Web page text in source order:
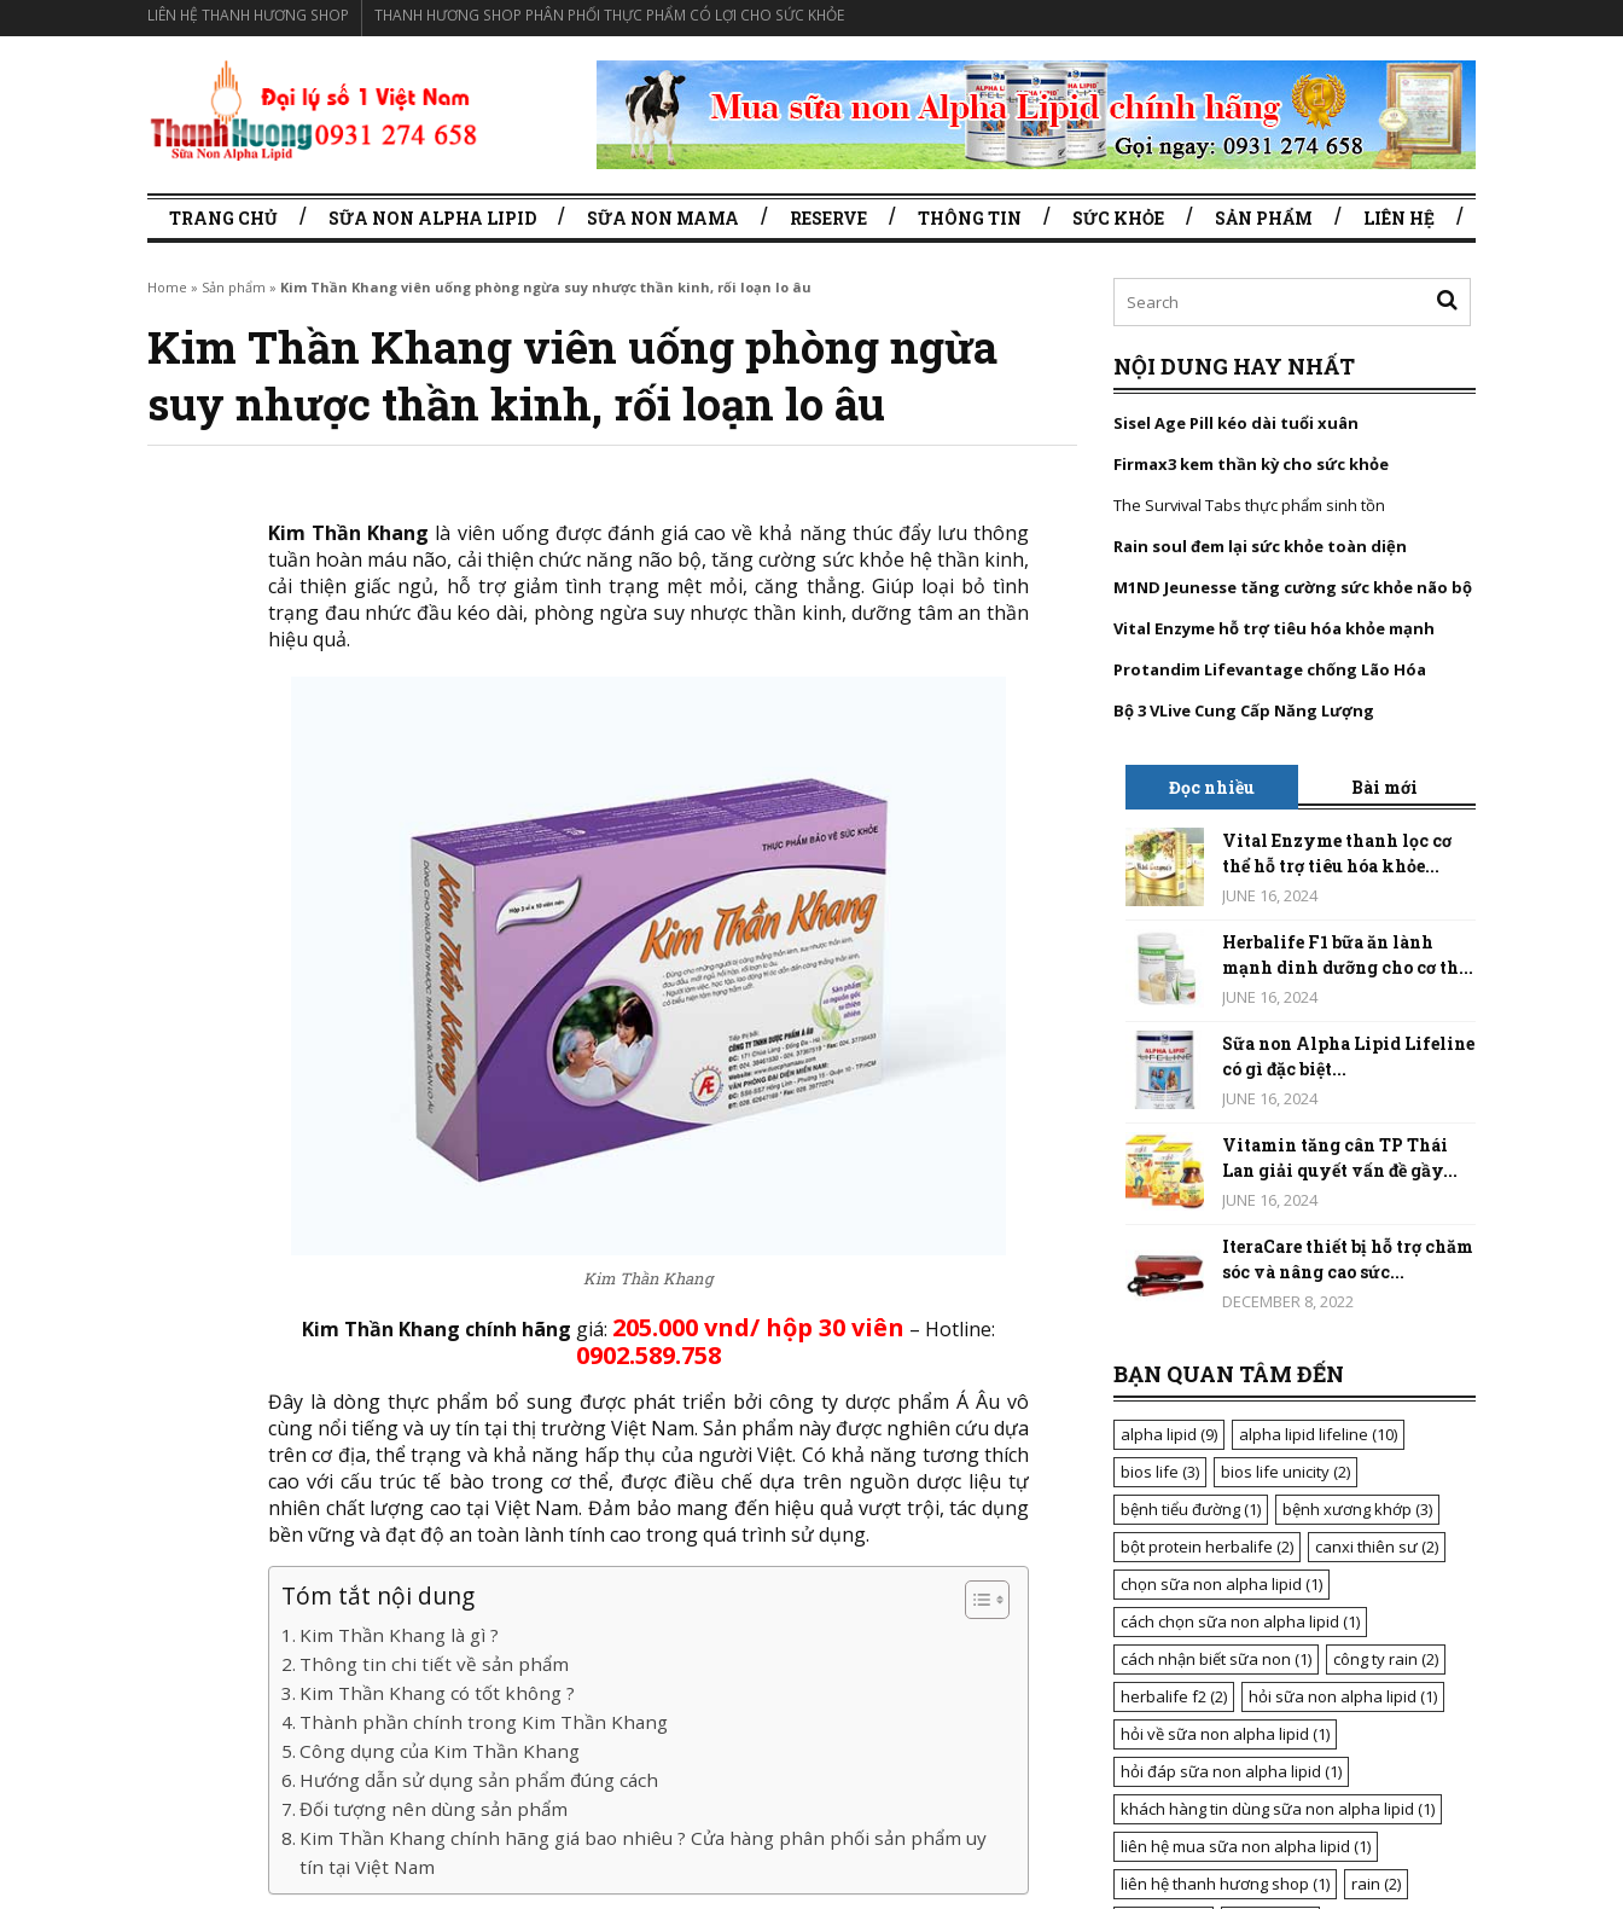
LIÊN HỆ THANH HƯƠNG SHOP THANH HƯƠNG SHOP PHÂN PHỐI THỰC PHẨM CÓ LỢI CHO SỨC KHỎE
TRANG CHỦ SỮA NON ALPHA LIPID SỮA NON MAMA RESERVE THÔNG TIN SỨC KHỎE SẢN PHẨM LIÊN HỆ
Home » Sản phẩm » Kim Thần Khang viên uống phòng ngừa suy nhược thần kinh, rối loạn lo âu
Kim Thần Khang viên uống phòng ngừa
suy nhược thần kinh, rối loạn lo âu
Kim Thần Khang là viên uống được đánh giá cao về khả năng thúc đẩy lưu thông
tuần hoàn máu não, cải thiện chức năng não bộ, tăng cường sức khỏe hệ thần kinh,
cải thiện giấc ngủ, hỗ trợ giảm tình trạng mệt mỏi, căng thẳng. Giúp loại bỏ tình
trạng đau nhức đầu kéo dài, phòng ngừa suy nhược thần kinh, dưỡng tâm an thần
hiệu quả.
Kim Thần Khang
Kim Thần Khang chính hãng giá: 205.000 vnd/ hộp 30 viên – Hotline:
0902.589.758
Đây là dòng thực phẩm bổ sung được phát triển bởi công ty dược phẩm Á Âu vô
cùng nổi tiếng và uy tín tại thị trường Việt Nam. Sản phẩm này được nghiên cứu dựa
trên cơ địa, thể trạng và khả năng hấp thụ của người Việt. Có khả năng tương thích
cao với cấu trúc tế bào trong cơ thể, được điều chế dựa trên nguồn dược liệu tự
nhiên chất lượng cao tại Việt Nam. Đảm bảo mang đến hiệu quả vượt trội, tác dụng
bền vững và đạt độ an toàn lành tính cao trong quá trình sử dụng.
Tóm tắt nội dung
Kim Thần Khang là gì ?
Thông tin chi tiết về sản phẩm
Kim Thần Khang có tốt không ?
Thành phần chính trong Kim Thần Khang
Công dụng của Kim Thần Khang
Hướng dẫn sử dụng sản phẩm đúng cách
Đối tượng nên dùng sản phẩm
Kim Thần Khang chính hãng giá bao nhiêu ? Cửa hàng phân phối sản phẩm uy
tín tại Việt Nam
NỘI DUNG HAY NHẤT
Sisel Age Pill kéo dài tuổi xuân
Firmax3 kem thần kỳ cho sức khỏe
The Survival Tabs thực phẩm sinh tồn
Rain soul đem lại sức khỏe toàn diện
M1ND Jeunesse tăng cường sức khỏe não bộ
Vital Enzyme hỗ trợ tiêu hóa khỏe mạnh
Protandim Lifevantage chống Lão Hóa
Bộ 3 VLive Cung Cấp Năng Lượng
Đọc nhiều Bài mới
Vital Enzyme thanh lọc cơ
thể hỗ trợ tiêu hóa khỏe...
JUNE 16, 2024
Herbalife F1 bữa ăn lành
mạnh dinh dưỡng cho cơ th...
JUNE 16, 2024
Sữa non Alpha Lipid Lifeline
có gì đặc biệt...
JUNE 16, 2024
Vitamin tăng cân TP Thái
Lan giải quyết vấn đề gầy...
JUNE 16, 2024
IteraCare thiết bị hỗ trợ chăm
sóc và nâng cao sức...
DECEMBER 8, 2022
BẠN QUAN TÂM ĐẾN
alpha lipid (9) alpha lipid lifeline (10)
bios life (3) bios life unicity(2)
bệnh tiểu đường(1) bệnh xương khớp (3)
bột protein herbalife (2) canxi thiên sư(2)
chọn sữa non alpha lipid (1)
cách chọn sữa non alpha lipid (1)
cách nhận biết sữa non (1) công ty rain (2)
herbalife f2(2) hỏi sữa non alpha lipid (1)
hỏi về sữa non alpha lipid (1)
hỏi đáp sữa non alpha lipid (1)
khách hàng tin dùng sữa non alpha lipid (1)
liên hệ mua sữa non alpha lipid (1)
liên hệ thanh hương shop (1) rain (2)